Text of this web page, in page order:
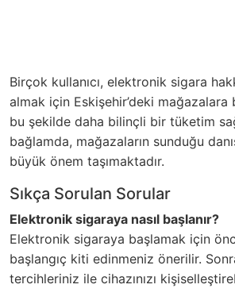
Birçok kullanıcı, elektronik sigara
almak için Eskişehir’deki
bu şekilde daha bilinçli bir tüketim
bağlamda, mağazaların sunduğu
büyük önem taşımaktadır.
Sıkça Sorulan Sorular
Elektronik sigaraya nasıl başlanır?
Elektronik sigaraya başlamak için
başlangıç kiti edinmeniz önerilir.
tercihleriniz ile cihazınızı